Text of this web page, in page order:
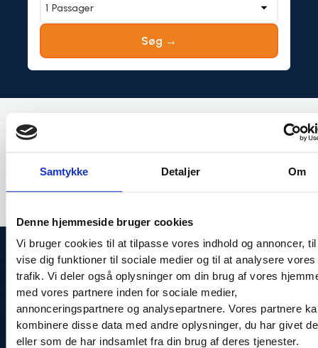
Samtykke Detaljer Om
Denne hjemmeside bruger cookies
Vi bruger cookies til at tilpasse vores indhold og annoncer,
vise dig funktioner til sociale medier og til at analysere vores
trafik. Vi deler også oplysninger om din brug af vores
med vores partnere inden for sociale medier,
annonceringspartnere og analysepartnere. Vores partnere
kombinere disse data med andre oplysninger, du har givet
eller som de har indsamlet fra din brug af deres tjenester.
1 Passager
Søg →
Populære Destinationer
No data was found
Nyhedsbrev
Vores nyhedsbrev udsendes jævnligt og indeholder
nyheder og tilbud fra Alsie Express og vores